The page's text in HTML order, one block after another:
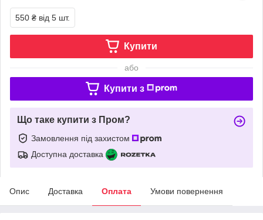
550 ₴ від 5 шт.
Купити
або
Купити з
Що таке купити з Пром?
Замовлення під захистом
Доступна доставка
Опис Доставка Оплата Умови повернення